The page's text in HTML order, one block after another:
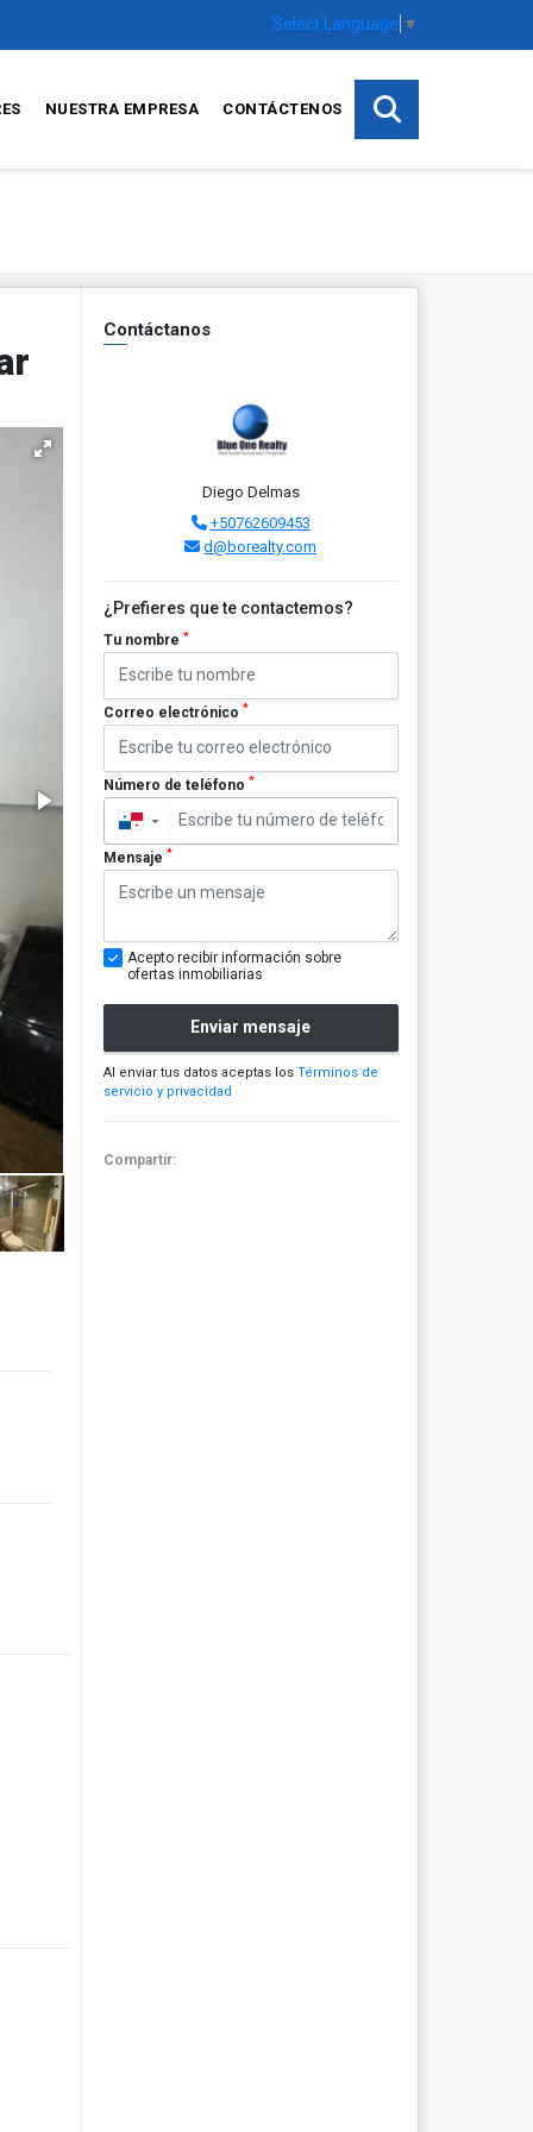
Select Language ▼
NUESTRA EMPRESA CONTÁCTENOS
Contáctanos
Diego Delmas
+50762609453
d@borealty.com
¿Prefieres que te contactemos?
Tu nombre *
Correo electrónico *
Número de teléfono *
▼
Mensaje *
Acepto recibir información sobre
ofertas inmobiliarias
Enviar mensaje
Al enviar tus datos aceptas los Términos de
servicio y privacidad
Compartir: